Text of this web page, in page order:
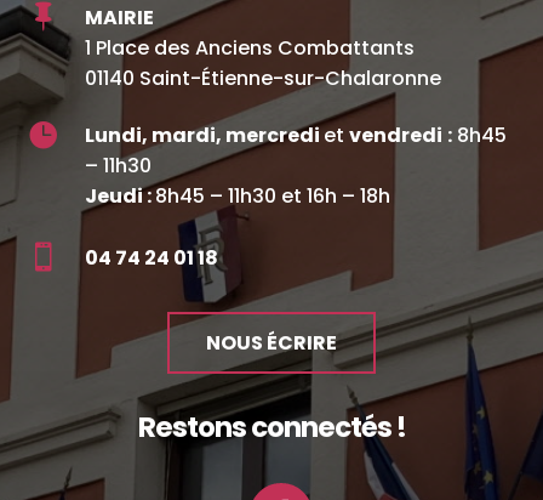

MAIRIE
1 Place des Anciens Combattants
01140 Saint-Étienne-sur-Chalaronne
 Lundi, mardi, mercrediet vendredi :8h45
– 11h30
Jeudi :8h45 – 11h30 et 16h – 18h
 04 74 24 01 18
NOUS ÉCRIRE
Restons connectés !